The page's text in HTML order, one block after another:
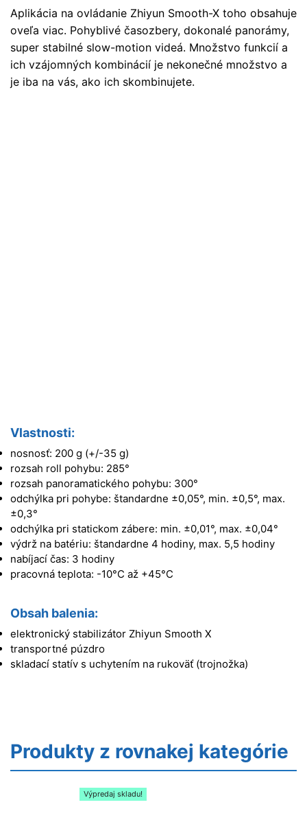
Aplikácia na ovládanie Zhiyun Smooth-X toho obsahuje
oveľa viac. Pohyblivé časozbery, dokonalé panorámy,
super stabilné slow-motion videá. Množstvo funkcií a
ich vzájomných kombinácií je nekonečné množstvo a
je iba na vás, ako ich skombinujete.
Vlastnosti:
nosnosť: 200 g (+/-35 g)
rozsah roll pohybu: 285°
rozsah panoramatického pohybu: 300°
odchýlka pri pohybe: štandardne ±0,05°, min. ±0,5°, max.
±0,3°
odchýlka pri statickom zábere: min. ±0,01°, max. ±0,04°
výdrž na batériu: štandardne 4 hodiny, max. 5,5 hodiny
nabíjací čas: 3 hodiny
pracovná teplota: -10°C až +45°C
Obsah balenia:
elektronický stabilizátor Zhiyun Smooth X
transportné púzdro
skladací statív s uchytením na rukoväť (trojnožka)
Produkty z rovnakej kategórie
Výpredaj skladu!